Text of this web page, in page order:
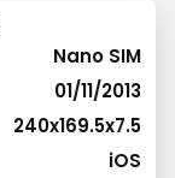
Nano SIM
01/11/2013
240x169.5x7.5
iOS